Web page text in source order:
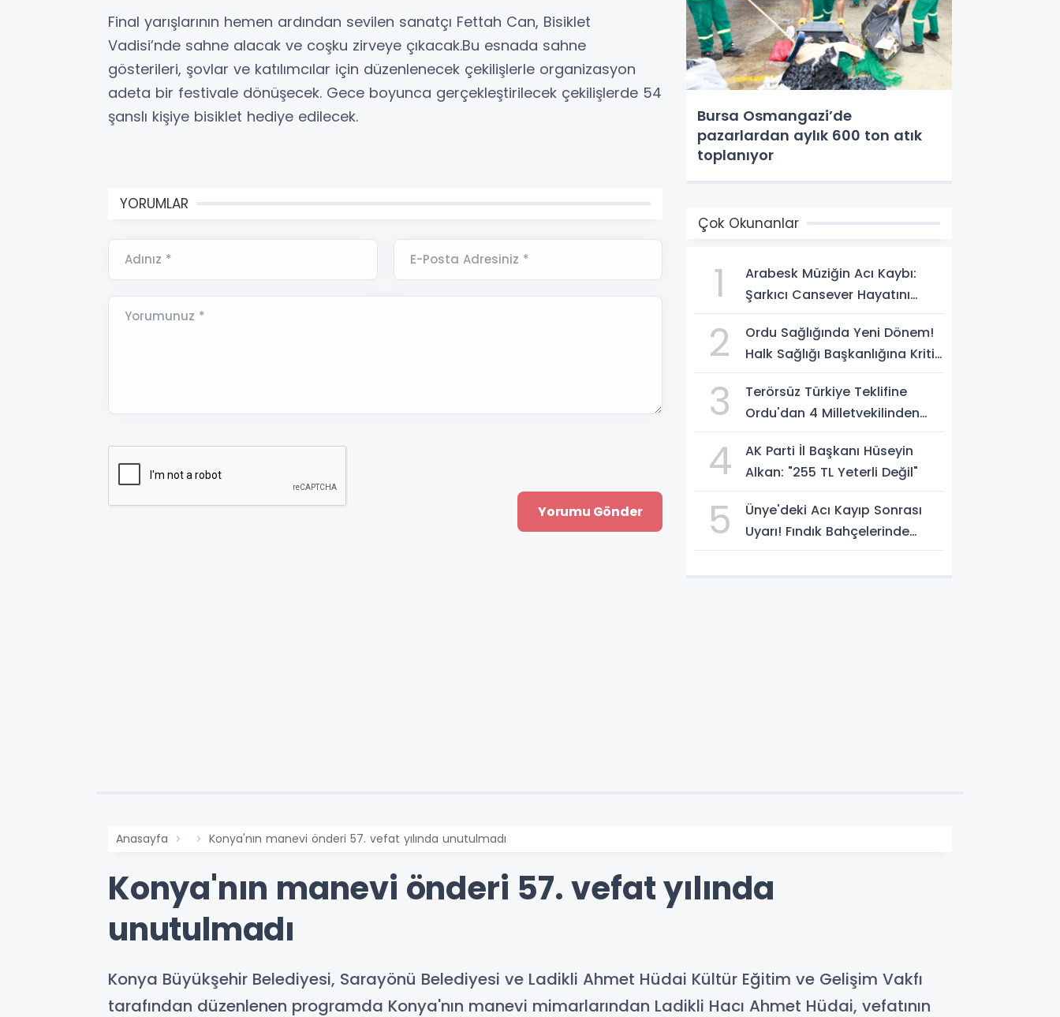
Final yarışlarının hemen ardından sevilen sanatçı Fettah Can, Bisiklet
Vadisi’nde sahne alacak ve coşku zirveye çıkacak.Bu esnada sahne
gösterileri, şovlar ve katılımcılar için düzenlenecek çekilişlerle organizasyon
adeta bir festivale dönüşecek. Gece boyunca gerçekleştirilecek çekilişlerde 54
şanslı kişiye bisiklet hediye edilecek.
YORUMLAR
Adınız * E-Posta Adresiniz *
Yorumunuz *
Bursa Osmangazi’de
pazarlardan aylık 600 ton atık
toplanıyor
Çok Okunanlar
1
Arabesk Müziğin Acı Kaybı:
Şarkıcı Cansever Hayatını
2
Ordu Sağlığında Yeni Dönem!
Halk Sağlığı Başkanlığına Kritik
3
Terörsüz Türkiye Teklifine
Ordu'dan 4 Milletvekilinden
4
AK Parti İl Başkanı Hüseyin
Alkan: "255 TL Yeterli Değil"
5
Ünye'deki Acı Kayıp Sonrası
Uyarı! Fındık Bahçelerinde
Anasayfa Konya'nın manevi önderi 57. vefat yılında unutulmadı
Konya'nın manevi önderi 57. vefat yılında
unutulmadı
Konya Büyükşehir Belediyesi, Sarayönü Belediyesi ve Ladikli Ahmet Hüdai Kültür Eğitim ve Gelişim Vakfı
tarafından düzenlenen programda Konya'nın manevi mimarlarından Ladikli Hacı Ahmet Hüdai, vefatının